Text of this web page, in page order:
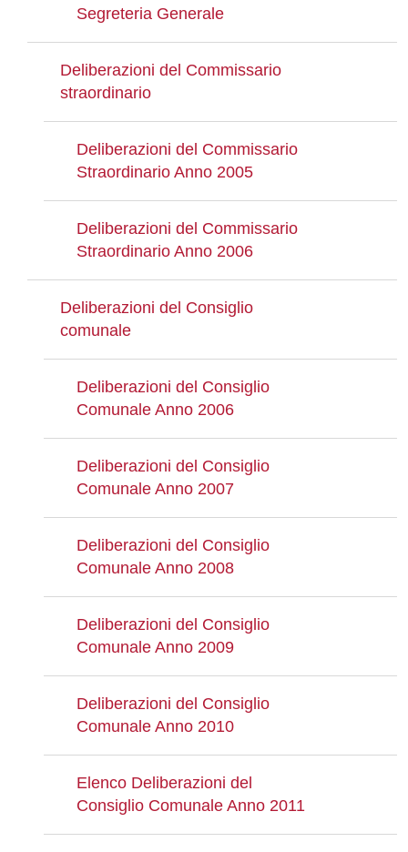
Segreteria Generale
Deliberazioni del Commissario
straordinario
Deliberazioni del Commissario
Straordinario Anno 2005
Deliberazioni del Commissario
Straordinario Anno 2006
Deliberazioni del Consiglio
comunale
Deliberazioni del Consiglio
Comunale Anno 2006
Deliberazioni del Consiglio
Comunale Anno 2007
Deliberazioni del Consiglio
Comunale Anno 2008
Deliberazioni del Consiglio
Comunale Anno 2009
Deliberazioni del Consiglio
Comunale Anno 2010
Elenco Deliberazioni del
Consiglio Comunale Anno 2011